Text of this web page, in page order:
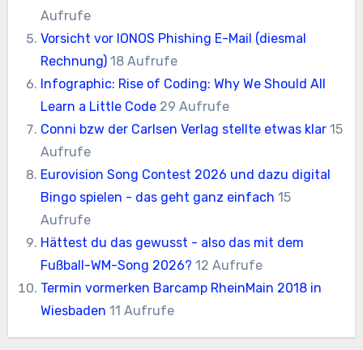
Aufrufe
Vorsicht vor IONOS Phishing E-Mail (diesmal
Rechnung) 18 Aufrufe
Infographic: Rise of Coding: Why We Should All
Learn a Little Code 29 Aufrufe
Conni bzw der Carlsen Verlag stellte etwas klar 15
Aufrufe
Eurovision Song Contest 2026 und dazu digital
Bingo spielen - das geht ganz einfach 15
Aufrufe
Hättest du das gewusst - also das mit dem
Fußball-WM-Song 2026? 12 Aufrufe
Termin vormerken Barcamp RheinMain 2018 in
Wiesbaden 11 Aufrufe